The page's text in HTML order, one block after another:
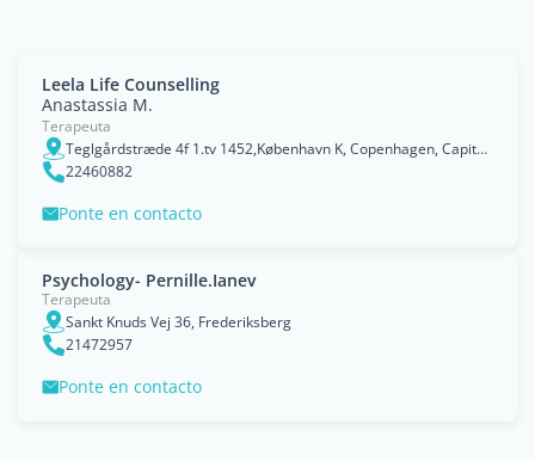
Leela Life Counselling
Anastassia M.
Terapeuta
Teglgårdstræde 4f 1.tv 1452,København K, Copenhagen, Capital Region
22460882
Ponte en contacto
Psychology- Pernille.Ianev
Terapeuta
Sankt Knuds Vej 36, Frederiksberg
21472957
Ponte en contacto